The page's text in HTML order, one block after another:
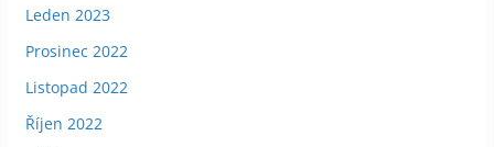
Leden 2023
Prosinec 2022
Listopad 2022
Říjen 2022